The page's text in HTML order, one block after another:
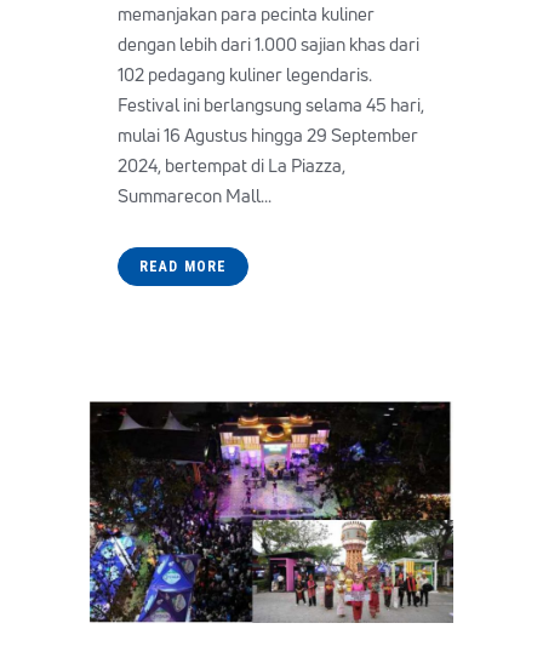
memanjakan para pecinta kuliner
dengan lebih dari 1.000 sajian khas dari
102 pedagang kuliner legendaris.
Festival ini berlangsung selama 45 hari,
mulai 16 Agustus hingga 29 September
2024, bertempat di La Piazza,
Summarecon Mall...
READ MORE